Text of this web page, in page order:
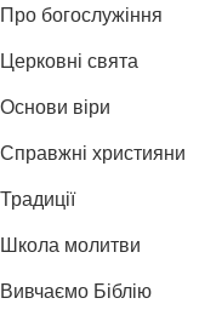
Про богослужіння
Церковні свята
Основи віри
Справжні християни
Традиції
Школа молитви
Вивчаємо Біблію